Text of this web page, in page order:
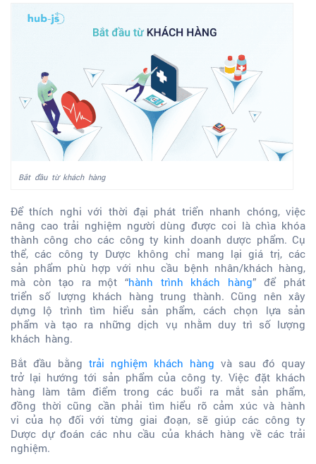
Bắt đầu từ khách hàng
Để thích nghi với thời đại phát triển nhanh chóng, việc
nâng cao trải nghiệm người dùng được coi là chìa khóa
thành công cho các công ty kinh doanh dược phẩm. Cụ
thể, các công ty Dược không chỉ mang lại giá trị, các
sản phẩm phù hợp với nhu cầu bệnh nhân/khách hàng,
mà còn tạo ra một “hành trình khách hàng” để phát
triển số lượng khách hàng trung thành. Cũng nên xây
dựng lộ trình tìm hiểu sản phẩm, cách chọn lựa sản
phẩm và tạo ra những dịch vụ nhằm duy trì số lượng
khách hàng.
Bắt đầu bằng trải nghiệm khách hàng và sau đó quay
trở lại hướng tới sản phẩm của công ty. Việc đặt khách
hàng làm tâm điểm trong các buổi ra mắt sản phẩm,
đồng thời cũng cần phải tìm hiểu rõ cảm xúc và hành
vi của họ đối với từng giai đoạn, sẽ giúp các công ty
Dược dự đoán các nhu cầu của khách hàng về các trải
nghiệm.